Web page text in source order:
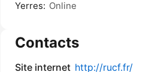
Yerres: Online
Contacts
Site internet http://rucf.fr/